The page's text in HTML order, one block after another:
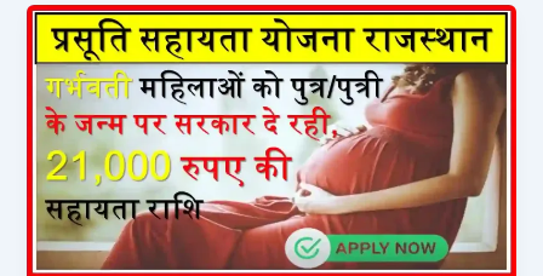
Chhatra
Scooty
Scheme
2026
|
कालीबाई
भील
मेधावी
छात्रवृत्ति